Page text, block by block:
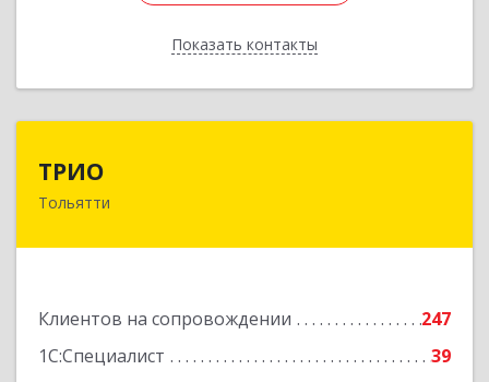
Показать контакты
Назад
ТРИО
Тольятти
Клиентов на сопровождении
247
1С:Специалист
39